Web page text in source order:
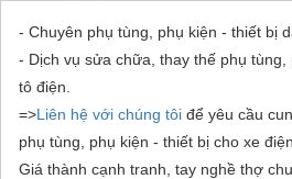
- Chuyên phụ tùng, phụ kiện - thiết bị
- Dịch vụ sửa chữa, thay thế phụ
tô điện.
=>Liên hệ với chúng tôi để yêu cầu
phụ tùng, phụ kiện - thiết bị cho xe
Giá thành cạnh tranh, tay nghề thợ